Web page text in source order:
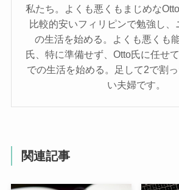
私たち。よくも悪くもまじめな
比較的安いフィリピンで勉強し
の生活を始める。よくも悪くも
氏、特に準備せず、Otto氏に任せ
での生活を始める。足して2で割
い夫婦です。
関連記事